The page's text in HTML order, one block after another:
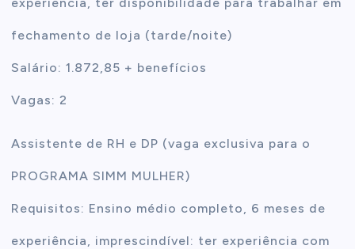
fechamento de loja (tarde/noite)
Salário: 1.872,85 + benefícios
Vagas: 2
Assistente de RH e DP (vaga exclusiva para o
PROGRAMA SIMM MULHER)
Requisitos: Ensino médio completo, 6 meses de
experiência, imprescindível: ter experiência com